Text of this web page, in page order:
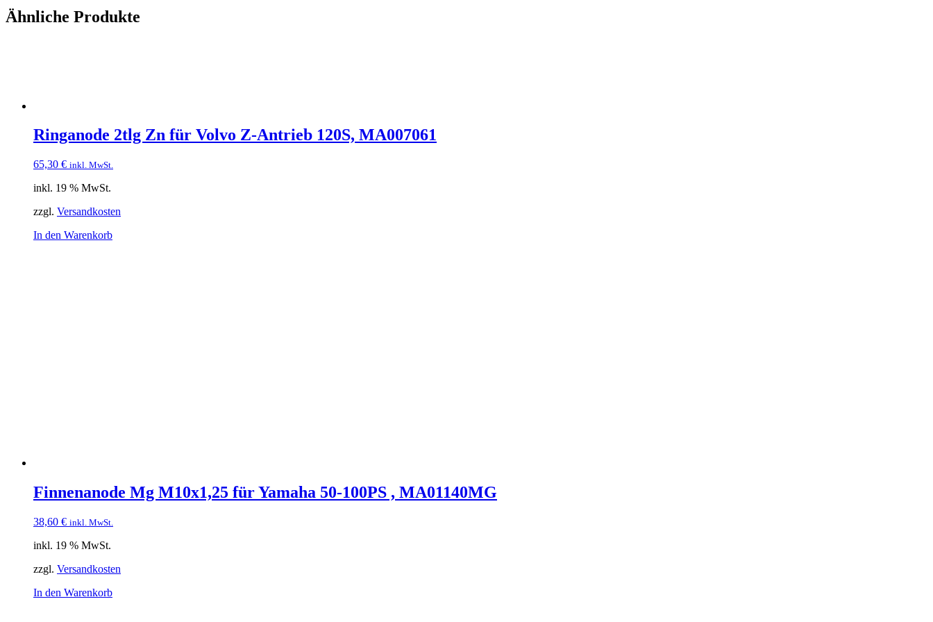
Ähnliche Produkte
Ringanode 2tlg Zn für Volvo Z-Antrieb 120S, MA007061
65,30 € inkl. MwSt.
inkl. 19 % MwSt.
zzgl. Versandkosten
In den Warenkorb
Finnenanode Mg M10x1,25 für Yamaha 50-100PS , MA01140MG
38,60 € inkl. MwSt.
inkl. 19 % MwSt.
zzgl. Versandkosten
In den Warenkorb